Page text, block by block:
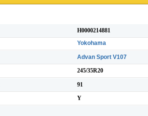
H0000214881
Yokohama
Advan Sport V107
245/35R20
91
Y